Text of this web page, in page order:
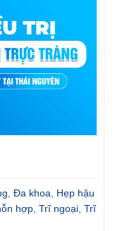
, Đa khoa, Hẹp hậu
hợp, Trĩ ngoại, Trĩ